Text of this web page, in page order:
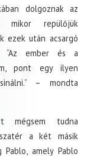
dolgoznak az
mikor repülőjük
ezek után acsargó
“Az ember és a
pont egy ilyen
– mondta
mégsem tudna
a két másik
amely Pablo